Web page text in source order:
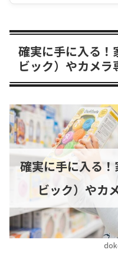
確実に手に入る！
ビック）やカメ
確実に手に入る！
ビック）やカ